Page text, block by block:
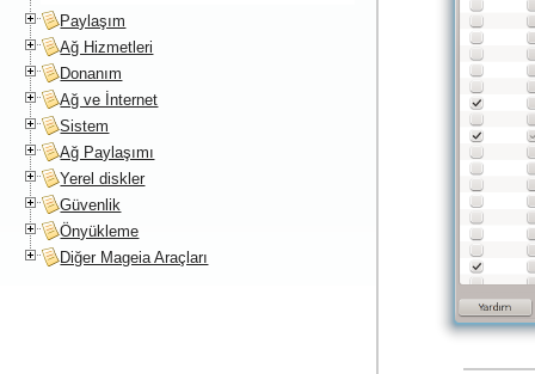
Paylaşım
Ağ Hizmetleri
Donanım
Ağ ve İnternet
Sistem
Ağ Paylaşımı
Yerel diskler
Güvenlik
Önyükleme
Diğer Mageia Araçları